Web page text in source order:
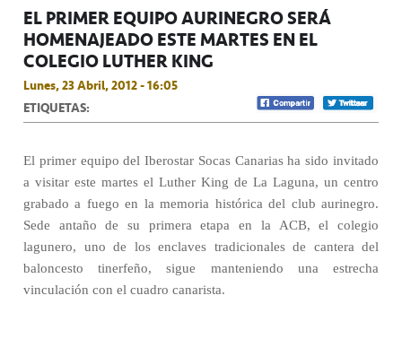
EL PRIMER EQUIPO AURINEGRO SERÁ
HOMENAJEADO ESTE MARTES EN EL
COLEGIO LUTHER KING
Lunes, 23 Abril, 2012 - 16:05
ETIQUETAS:
El primer equipo del Iberostar Socas Canarias ha sido invitado
a visitar este martes el Luther King de La Laguna, un centro
grabado a fuego en la memoria histórica del club aurinegro.
Sede antaño de su primera etapa en la ACB, el colegio
lagunero, uno de los enclaves tradicionales de cantera del
baloncesto tinerfeño, sigue manteniendo una estrecha
vinculación con el cuadro canarista.